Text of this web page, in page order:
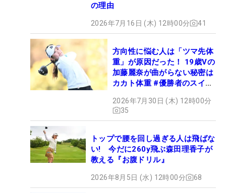
の理由
2026年7月16日 (木) 12時00分 41
方向性に悩む人は「ツマ先体
重」が原因だった！ 19歳Vの
加藤麗奈が曲がらない秘密は
カカト体重 #優勝者のスイン
2026年7月30日 (木) 12時00分
35
トップで腰を回し過ぎる人は飛ばな
い! 今だに260y飛ぶ森田理香子が
教える『お腹ドリル』
2026年8月5日 (水) 12時00分 68